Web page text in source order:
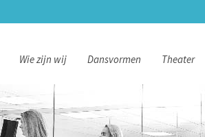
Wie zijn wij Dansvormen Theater